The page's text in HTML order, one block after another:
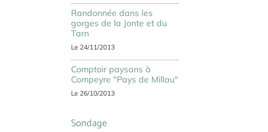
Randonnée dans les
gorges de la Jonte et du
Tarn
Le 24/11/2013
Comptoir paysans à
Compeyre "Pays de Millau"
Le 26/10/2013
Sondage